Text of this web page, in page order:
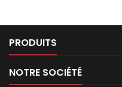
PRODUITS
NOTRE SOCIÉTÉ